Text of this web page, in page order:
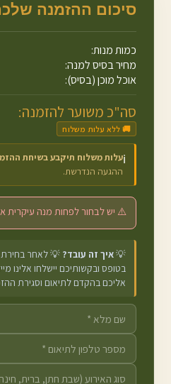
סיכום ההזמנה
כמות מנות:
מחיר בסיס למנה:
אוכל מוכן (בסיס):
סה"כ משוער להזמנה:
🚚 ללא עלות משלוח
ℹ️עלות משלוח תיקבע בשיחת
ההגעה הנדרשת.
⚠️ יש לבחור לפחות מנה עיקרית
💡איך זה עובד? 💡 לאחר
בטופס ובקשותיכם יישלחו אלינו
אליכם בהקדם לתיאום וסגירת